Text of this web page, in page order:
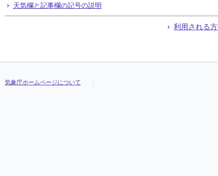
天気欄と記事欄の記号の説明
利用される
気象庁ホームページについて